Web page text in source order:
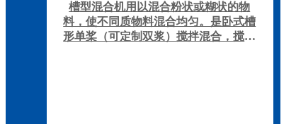
槽型混合机用以混合粉状或糊状的物
料，使不同质物料混合均匀。是卧式槽
形单桨（可定制双浆）搅拌混合，搅抖